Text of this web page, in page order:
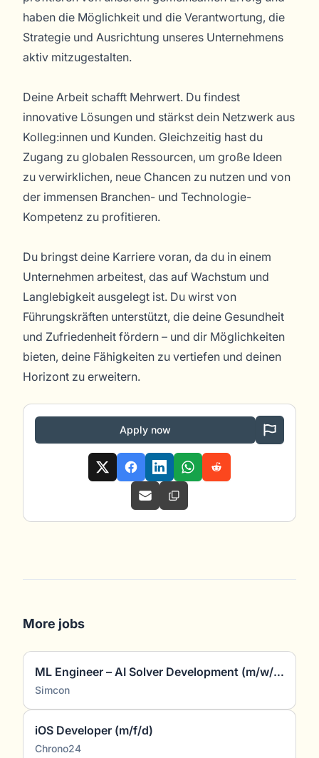
haben die Möglichkeit und die Verantwortung, die
Strategie und Ausrichtung unseres Unternehmens
aktiv mitzugestalten.
Deine Arbeit schafft Mehrwert. Du findest
innovative Lösungen und stärkst dein Netzwerk aus
Kolleg:innen und Kunden. Gleichzeitig hast du
Zugang zu globalen Ressourcen, um große Ideen
zu verwirklichen, neue Chancen zu nutzen und von
der immensen Branchen- und Technologie-
Kompetenz zu profitieren.
Du bringst deine Karriere voran, da du in einem
Unternehmen arbeitest, das auf Wachstum und
Langlebigkeit ausgelegt ist. Du wirst von
Führungskräften unterstützt, die deine Gesundheit
und Zufriedenheit fördern – und dir Möglichkeiten
bieten, deine Fähigkeiten zu vertiefen und deinen
Horizont zu erweitern.
Apply now
More jobs
ML Engineer – AI Solver Development (m/w/d)
Simcon
iOS Developer (m/f/d)
Chrono24